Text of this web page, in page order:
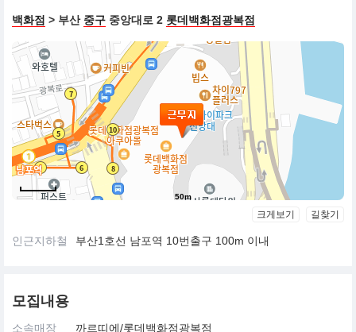
백화점 > 부산 중구 중앙대로 2 롯데백화점광복점
50m
크게보기 길찾기
인근지하철 부산1호선 남포역 10번출구 100m 이내
모집내용
소속매장 까르띠에/롯데백화점광복점